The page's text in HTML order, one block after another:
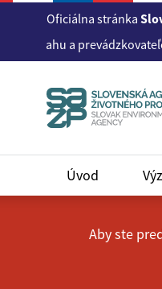
Oficiálna stránka
obsahu a
Úvod
Aby ste